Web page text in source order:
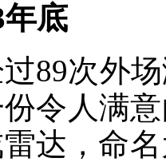
底
次外场
令人满
达，命